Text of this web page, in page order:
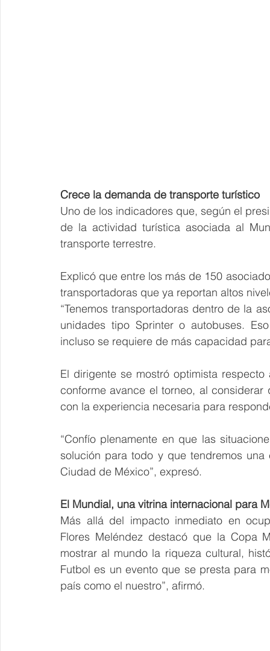
Crece la demanda de transporte turístico
Uno de los indicadores que, según el
de la actividad turística asociada al
transporte terrestre.
Explicó que entre los más de 150
transportadoras que ya reportan altos
“Tenemos transportadoras dentro de la
unidades tipo Sprinter o autobuses.
incluso se requiere de más capacidad
El dirigente se mostró optimista
conforme avance el torneo, al
con la experiencia necesaria para
“Confío plenamente en que las
solución para todo y que tendremos
Ciudad de México”, expresó.
El Mundial, una vitrina internacional para
Más allá del impacto inmediato en
Flores Meléndez destacó que la Copa
mostrar al mundo la riqueza cultural,
Futbol es un evento que se presta para
país como el nuestro”, afirmó.